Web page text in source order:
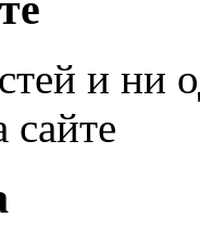
и ни
сайте